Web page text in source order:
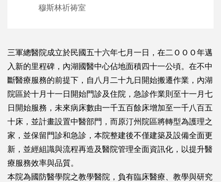
穆斯林祈祷室
三軍總醫院成立於民國五十六年七月一日，在二ＯＯＯ年邁
入新的里程碑，內湖國醫中心佔地面積四十一公頃。在不中
斷醫療服務的前提下，自八月二十九日開始搬遷作業，內湖
院區於十月十一日開始門診及住院，急診作業則至十一月七
日開始服務，未來病床數由一千五百餘床增加至一千八百五
十床，並計畫設置中醫部門，而原汀州院區將轉型為護理之
家，並保留門診和急診，本院整建後不僅建築及設備全面更
新，並經組識與流程再造及醫院管理全面資訊化，以提升醫
療服務效率與品質。
本院為國防醫學院之教學醫院，負有臨床醫療、教學與研究